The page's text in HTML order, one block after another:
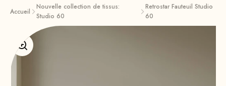
Accueil
Nouvelle collection de tissus:
Studio 60
Retrostar Fauteuil Studio
60
Agrandir l'image